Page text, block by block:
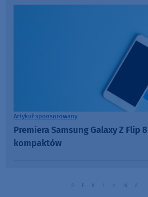
Artykuł sponsorowany
Premiera Samsung Galaxy Z Flip
kompaktów